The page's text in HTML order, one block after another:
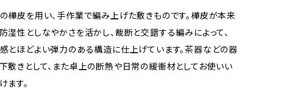
樺皮を用い、手作業で編み上げた敷きものです。樺皮が本来
湿性としなやかさを活かし、裁断と交錯する編みによって、
とほどよい弾力のある構造に仕上げています。茶器などの器
敷きとして、また卓上の断熱や日常の緩衝材としてお使いい
ます。